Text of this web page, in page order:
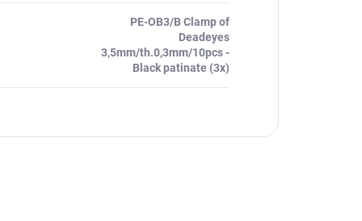
PE-OB3/B Clamp of
Deadeyes
3,5mm/th.0,3mm/10pcs -
Black patinate (3x)